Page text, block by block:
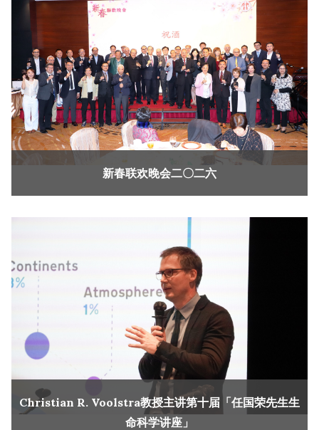
新春联欢晚会二〇二六
Christian R. Voolstra教授主讲第十届「任国荣先生生
命科学讲座」